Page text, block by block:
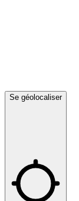
Se géolocaliser